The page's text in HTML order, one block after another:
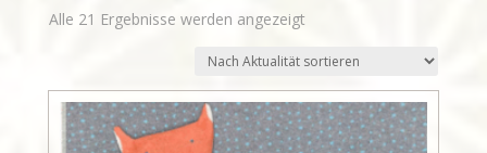
Alle 21 Ergebnisse werden angezeigtNach
sortiert